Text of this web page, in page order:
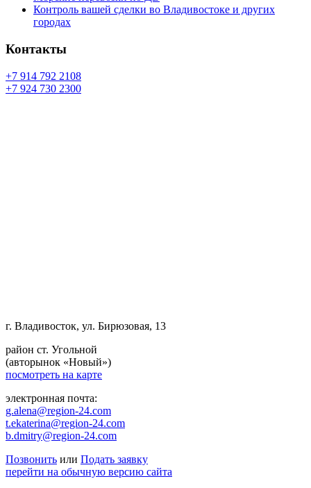
Контроль вашей сделки во Владивостоке и других
городах
Контакты
+7 914 792 2108
+7 924 730 2300
г. Владивосток, ул. Бирюзовая, 13
район ст. Угольной
(авторынок «Новый»)
посмотреть на карте
электронная почта:
g.alena@region-24.com
t.ekaterina@region-24.com
b.dmitry@region-24.com
Позвонить или Подать заявку
перейти на обычную версию сайта